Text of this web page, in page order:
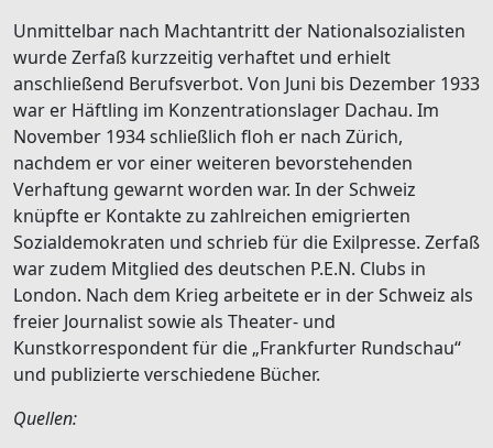
Unmittelbar nach Machtantritt der Nationalsozialisten
wurde Zerfaß kurzzeitig verhaftet und erhielt
anschließend Berufsverbot. Von Juni bis Dezember 1933
war er Häftling im Konzentrationslager Dachau. Im
November 1934 schließlich floh er nach Zürich,
nachdem er vor einer weiteren bevorstehenden
Verhaftung gewarnt worden war. In der Schweiz
knüpfte er Kontakte zu zahlreichen emigrierten
Sozialdemokraten und schrieb für die Exilpresse. Zerfaß
war zudem Mitglied des deutschen P.E.N. Clubs in
London. Nach dem Krieg arbeitete er in der Schweiz als
freier Journalist sowie als Theater- und
Kunstkorrespondent für die „Frankfurter Rundschau“
und publizierte verschiedene Bücher.
Quellen: